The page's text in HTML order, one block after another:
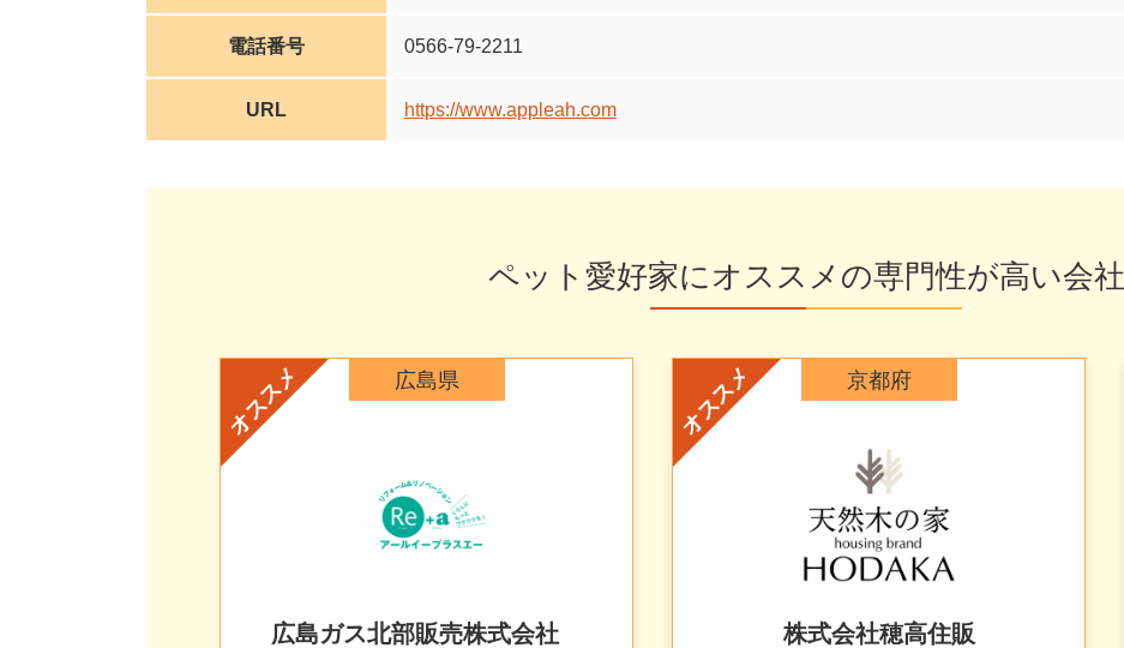
電話番号 0566-79-2211
URL https://www.appleah.com
ペット愛好家にオススメの専門性が高い会社
オススメ 広島県
広島ガス北部販売株式会社
オススメ 京都府
株式会社穂高住販